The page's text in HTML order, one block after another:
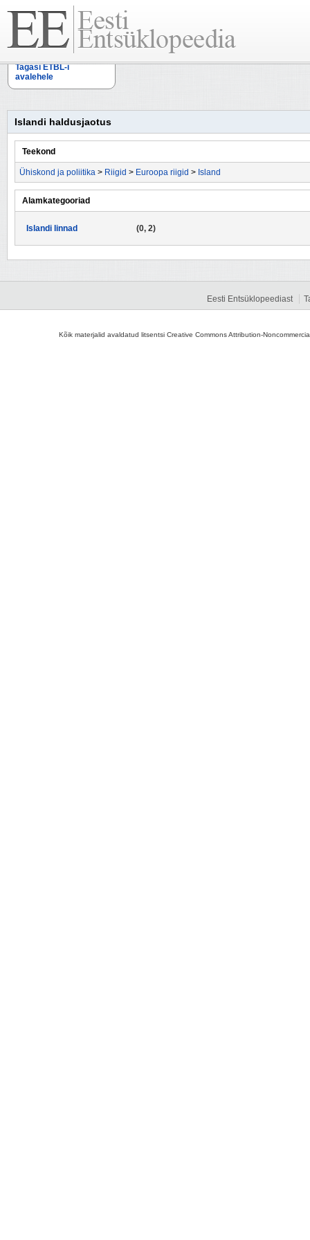
Tagasi ETBL-i
avalehele
Islandi haldusjaotus
Teekond
Ühiskond ja poliitika > Riigid > Euroopa riigid > Island
Alamkategooriad
(0, 2)
Islandi linnad
Eesti Entsüklopeediast
Kõik materjalid avaldatud litsentsi Creative Commons Attribution-